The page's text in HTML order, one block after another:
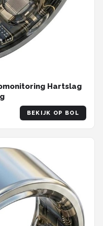
Hartslag
BEKIJK OP BOL